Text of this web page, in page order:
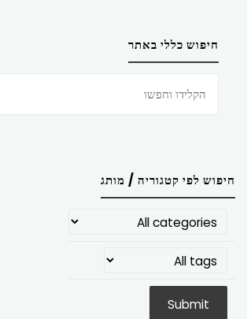
חיפוש כללי באתר
חיפוש לפי קטגוריה / מותג